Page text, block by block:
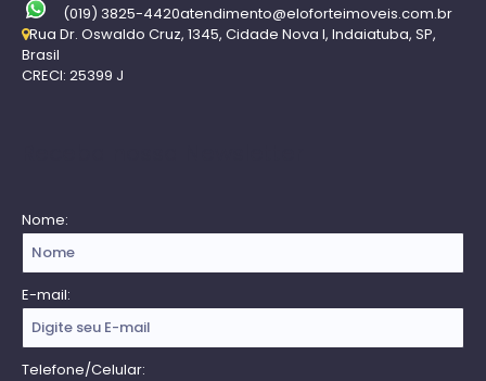
(019) 3825-4420atendimento@eloforteimoveis.com.br
Rua Dr. Oswaldo Cruz, 1345, Cidade Nova I, Indaiatuba, SP,
Brasil
CRECI: 25399 J
Nome:
E-mail:
Telefone/Celular: